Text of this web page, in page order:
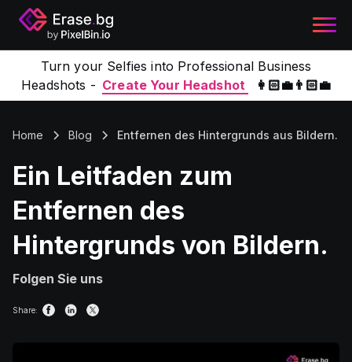
Turn your Selfies into Professional Business
Headshots - Create Your Headshot 👩🏻‍💼👨🏻‍💼
Home Blog Entfernen des Hintergrunds aus Bildern.
Ein Leitfaden zum
Entfernen des
Hintergrunds von Bildern.
Folgen Sie uns
Share: